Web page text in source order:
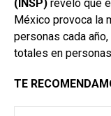
(INSP) reveló que
México provoca la
personas cada
totales en
TE